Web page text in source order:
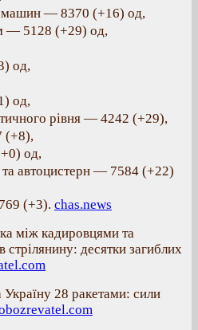
машин — 8370 (+16) од,
— 5128 (+29) од,
од,
од,
рівня — 4242 (+29),
(+8),
од,
та автоцистерн — 7584 (+22)
(+3). chas.news
між кадировцями та
стрілянину: десятки загиблих
Україну 28 ракетами: сили